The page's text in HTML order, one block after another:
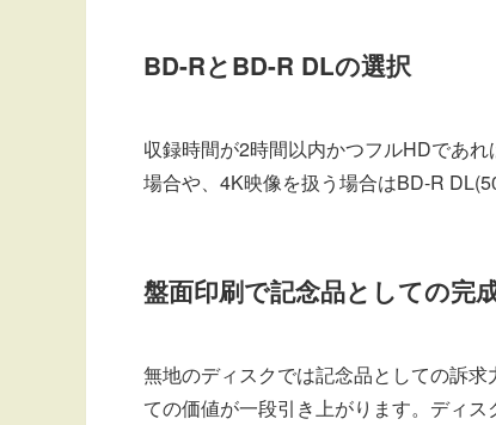
BD-RとBD-R DLの選択
収録時間が2時間以内かつフルHDであ
場合や、4K映像を扱う場合はBD-R
盤面印刷で記念品としての完
無地のディスクでは記念品としての訴
ての価値が一段引き上がります。ディ